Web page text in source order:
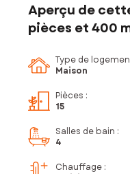
Aperçu de
pièces et 400
Type de
Maison
Pièces :
15
Salles de bain :
4
Chauffage :